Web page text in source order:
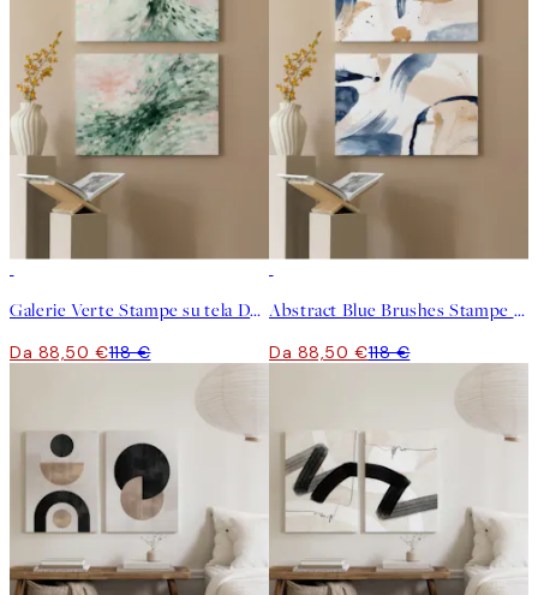
Galerie Verte Stampe su tela Duo
Da 88,50 €118 €
Abstract Blue Brushes Stampe su tela Duo
Da 88,50 €118 €